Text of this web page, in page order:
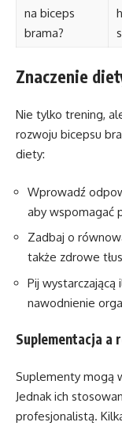
na biceps
brama?
Znaczenie
Nie tylko trening,
rozwoju bicepsu
diety:
Wprowadź
aby wspomagać
Zadbaj o
także zdrowe
Pij
nawodnienie
Suplementacja a
Suplementy mogą
Jednak ich
profesjonalistą.